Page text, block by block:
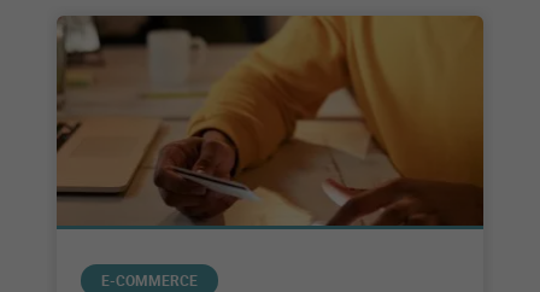
E-COMMERCE